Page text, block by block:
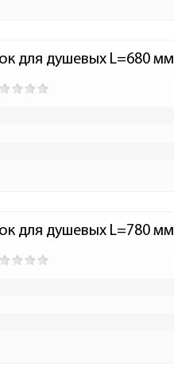
для душевых L=680 мм
для душевых L=780 мм